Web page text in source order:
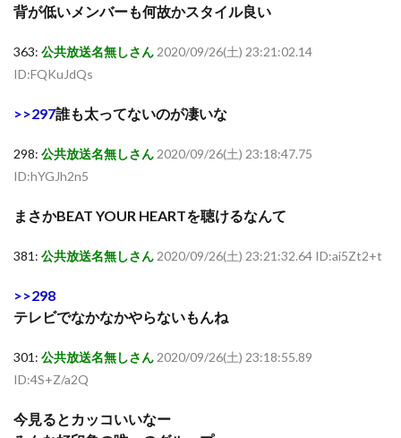
背が低いメンバーも何故かスタイル良い
363: 公共放送名無しさん2020/09/26(土) 23:21:02.14
ID:FQKuJdQs
>>297誰も太ってないのが凄いな
298: 公共放送名無しさん2020/09/26(土) 23:18:47.75
ID:hYGJh2n5
まさかBEAT YOUR HEARTを聴けるなんて
381: 公共放送名無しさん2020/09/26(土) 23:21:32.64 ID:ai5Zt2+t
>>298
テレビでなかなかやらないもんね
301: 公共放送名無しさん2020/09/26(土) 23:18:55.89
ID:4S+Z/a2Q
今見るとカッコいいなー